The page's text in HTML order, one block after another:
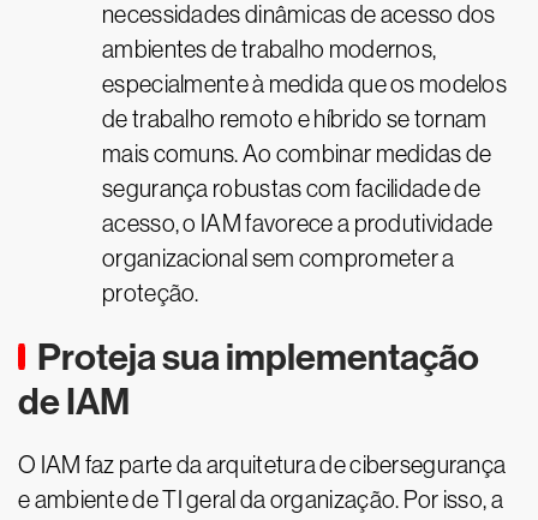
necessidades dinâmicas de acesso dos
ambientes de trabalho modernos,
especialmente à medida que os modelos
de trabalho remoto e híbrido se tornam
mais comuns. Ao combinar medidas de
segurança robustas com facilidade de
acesso, o IAM favorece a produtividade
organizacional sem comprometer a
proteção.
Proteja sua implementação
de IAM
O IAM faz parte da arquitetura de cibersegurança
e ambiente de TI geral da organização. Por isso, a